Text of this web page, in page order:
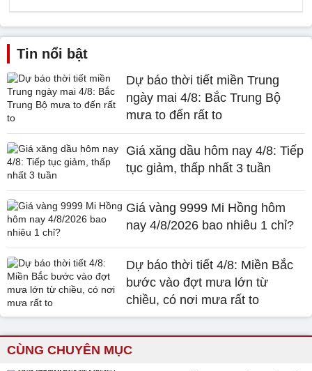
Tin nổi bật
Dự báo thời tiết miền Trung
ngày mai 4/8: Bắc Trung Bộ
mưa to đến rất to
Giá xăng dầu hôm nay 4/8: Tiếp
tục giảm, thấp nhất 3 tuần
Giá vàng 9999 Mi Hồng hôm
nay 4/8/2026 bao nhiêu 1 chỉ?
Dự báo thời tiết 4/8: Miền Bắc
bước vào đợt mưa lớn từ
chiều, có nơi mưa rất to
CÙNG CHUYÊN MỤC